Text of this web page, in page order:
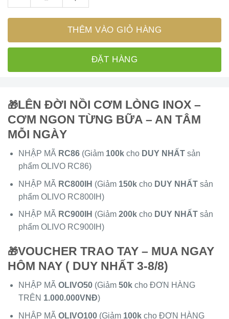
THÊM VÀO GIỎ HÀNG
ĐẶT HÀNG
🎁LÊN ĐỜI NỒI CƠM LÒNG INOX –
CƠM NGON TỪNG BỮA – AN TÂM
MỖI NGÀY
NHẬP MÃ RC86(Giảm 100kcho DUY NHẤTsản
phẩm OLIVO RC86)
NHẬP MÃ RC800IH (Giảm 150kcho DUY NHẤTsản
phẩm OLIVO RC800IH)
NHẬP MÃ RC900IH (Giảm 200kcho DUY NHẤTsản
phẩm OLIVO RC900IH)
🎁VOUCHER TRAO TAY – MUA NGAY
HÔM NAY ( DUY NHẤT 3-8/8)
NHẬP MÃ OLIVO50(Giảm 50kcho ĐƠN HÀNG
TRÊN 1.000.000VNĐ)
NHẬP MÃ OLIVO100(Giảm 100kcho ĐƠN HÀNG